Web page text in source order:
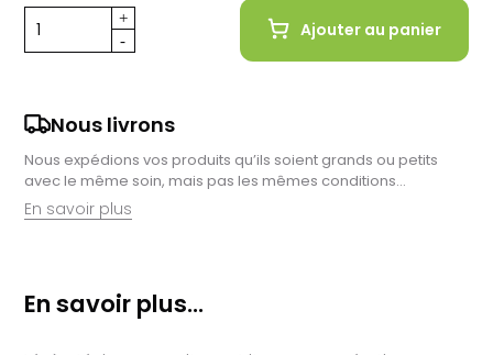
Ajouter au panier
Nous livrons
Nous expédions vos produits qu’ils soient grands ou petits
avec le même soin, mais pas les mêmes conditions…
En savoir plus
achats à domicile, mais il est encore plus gratifiant de vous
accueillir en magasin. Commandez en ligne et récupérez vos
En savoir plus...